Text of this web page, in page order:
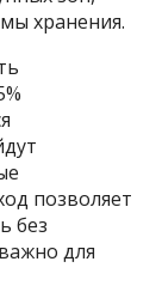
хранения.
позволяет
без
для